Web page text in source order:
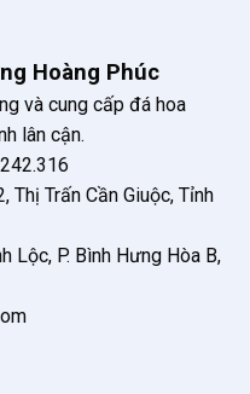
Hoàng Phúc
và cung cấp đá hoa
lân cận.
Thị Trấn Cần Giuộc, Tỉnh
Lộc, P. Bình Hưng Hòa B,